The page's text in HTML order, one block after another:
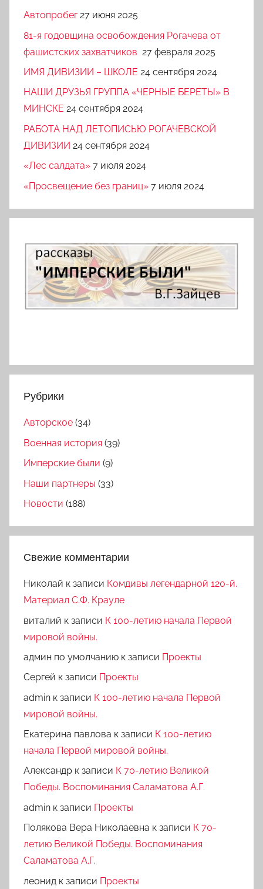
Автопробег 27 июня 2025
81-я годовщина освобождения Рогачева от
фашистских захватчиков 27 февраля 2025
ИМЯ ДИВИЗИИ – ШКОЛЕ 24 сентября 2024
НАШИ ДРУЗЬЯ ГРУППА «ЧЕРНЫЕ БЕРЕТЫ» В
МИНСКЕ 24 сентября 2024
РАБОТА НАД ЛЕТОПИСЬЮ РОГАЧЕВСКОЙ
ДИВИЗИИ 24 сентября 2024
«Лес салдата» 7 июля 2024
«Просвещение без границ» 7 июля 2024
Рубрики
Авторское (34)
Военная история (39)
Имперские были (9)
Наши партнеры (33)
Новости (188)
Свежие комментарии
Николай к записи Комдивы легендарной 120-й.
Материал С.Ф. Крауле
виталий к записи К 100-летию начала Первой
мировой войны.
админ по умолчанию к записи Проекты
Сергей к записи Проекты
admin к записи К 100-летию начала Первой
мировой войны.
Екатерина павлова к записи К 100-летию
начала Первой мировой войны.
Александр к записи К 70-летию Великой
Победы. Воспоминания Саламатова А.Г.
admin к записи Проекты
Полякова Вера Николаевна к записи К 70-
летию Великой Победы. Воспоминания
Саламатова А.Г.
леонид к записи Проекты